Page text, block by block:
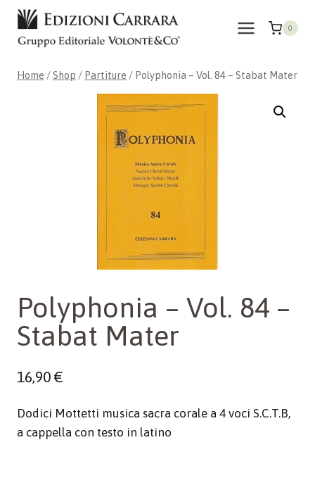
Skip
content
0
Home / Shop / Partiture / Polyphonia – Vol. 84 – Stabat Mater
Polyphonia – Vol. 84 –
Stabat Mater
16,90€
Dodici Mottetti musica sacra corale a 4 voci S.C.T.B,
a cappella con testo in latino